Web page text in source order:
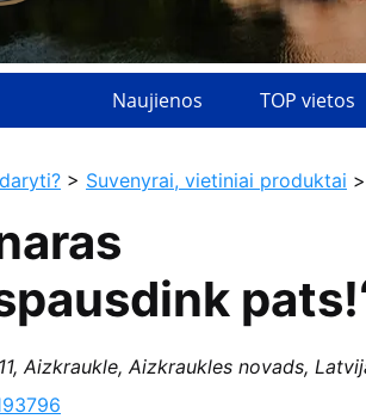
Naujienos TOP vietos
> Suvenyrai, vietiniai produktai >
Aizkraukle, Aizkraukles novads,